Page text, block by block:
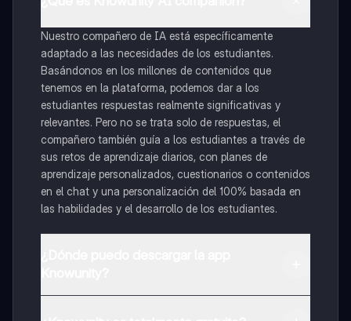
Nuestro compañero de IA está específicamente
adaptado a las necesidades de los estudiantes.
Basándonos en los millones de contenidos que
tenemos en la plataforma, podemos dar a los
estudiantes respuestas realmente significativas y
relevantes. Pero no se trata solo de respuestas, el
compañero también guía a los estudiantes a través de
sus retos de aprendizaje diarios, con planes de
aprendizaje personalizados, cuestionarios o contenidos
en el chat y una personalización del 100% basada en
las habilidades y el desarrollo de los estudiantes.